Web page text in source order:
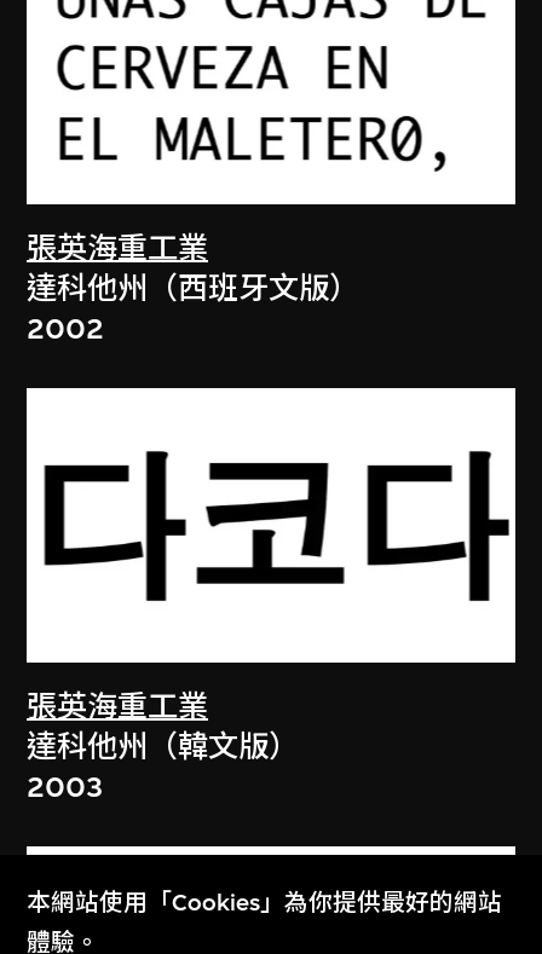
張英海重工業
達科他州（西班牙文版）
2002
張英海重工業
達科他州（韓文版）
2003
本網站使用「Cookies」為你提供最好的網站
體驗。